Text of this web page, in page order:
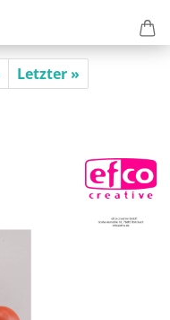
Letzter »